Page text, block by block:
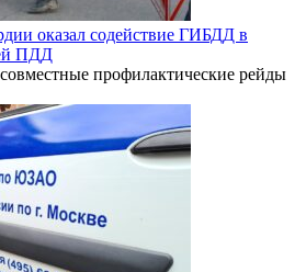
оказал содействие ГИБДД в
ПДД
профилактические рейды